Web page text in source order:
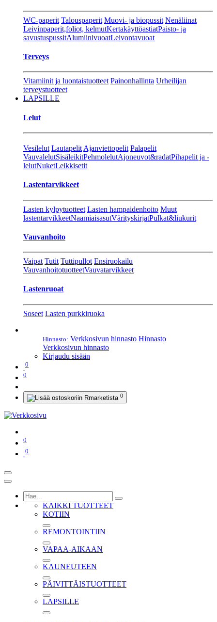
WC-paperit Talouspaperit Muovi- ja biopussit Nenäliinat
Leivinpaperit,foliot, kelmutKertakäyttöastiatPaisto- ja
savustuspussitAlumiinivuoatLeivontavuoat
Terveys
Vitamiinit ja luontaistuotteet Painonhallinta Urheilijan
terveystuotteet
LAPSILLE
Lelut
Vesilelut Lautapelit Ajanviettopelit Palapelit
VauvalelutSisäleikitPehmolelutAjoneuvot&radatPihapelit ja -
lelutNuketLeikkisetit
Lastentarvikkeet
Lasten kylpytuotteet Lasten hampaidenhoito Muut
lastentarvikkeetNaamiaisasutVärityskirjatPulkat&liukurit
Vauvanhoito
Vaipat Tutit Tuttipullot Ensiruokailu
VauvanhoitotuotteetVauvatarvikkeet
Lastenruoat
Soseet Lasten purkkiruoka
Hinnasto: Verkkosivun hinnasto Hinnasto
Verkkosivun hinnasto
Kirjaudu sisään
0
0
0
0
0
KAIKKI TUOTTEET
KOTIIN
REMONTOINTIIN
VAPAA-AIKAAN
KAUNEUTEEN
PÄIVITTÄISTUOTTEET
LAPSILLE